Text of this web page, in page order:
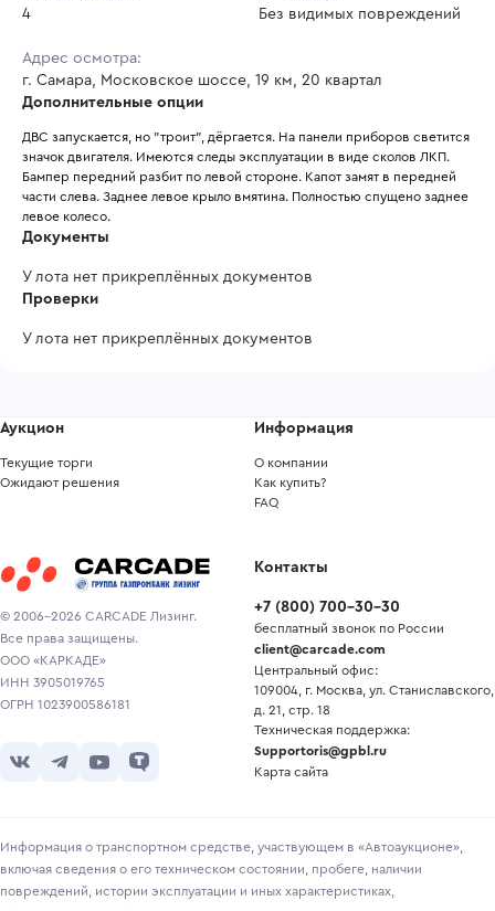
4
Без видимых повреждений
Адрес осмотра:
г. Самара, Московское шоссе, 19 км, 20 квартал
Дополнительные опции
ДВС запускается, но "троит", дёргается. На панели приборов светится
значок двигателя. Имеются следы эксплуатации в виде сколов ЛКП.
Бампер передний разбит по левой стороне. Капот замят в передней
части слева. Заднее левое крыло вмятина. Полностью спущено заднее
левое колесо.
Документы
У лота нет прикреплённых документов
Проверки
У лота нет прикреплённых документов
© 2006-2026 CARCADE Лизинг.
Все права защищены.
ООО «КАРКАДЕ»
ИНН 3905019765
ОГРН 1023900586181
Аукцион
Текущие торги
Ожидают решения
Информация
О компании
Как купить?
FAQ
Контакты
+7 (800) 700-30-30
бесплатный звонок по России
client@carcade.com
Центральный офис:
109004, г. Москва, ул. Станиславского,
д. 21, стр. 18
Техническая поддержка:
Supportoris@gpbl.ru
Карта сайта
Информация о транспортном средстве, участвующем в «Автоаукционе»,
включая сведения о его техническом состоянии, пробеге, наличии
повреждений, истории эксплуатации и иных характеристиках,